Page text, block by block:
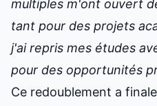
multiples m'ont ouvert
tant pour des projets
j'ai repris mes études
pour des opportunités
Ce redoublement a